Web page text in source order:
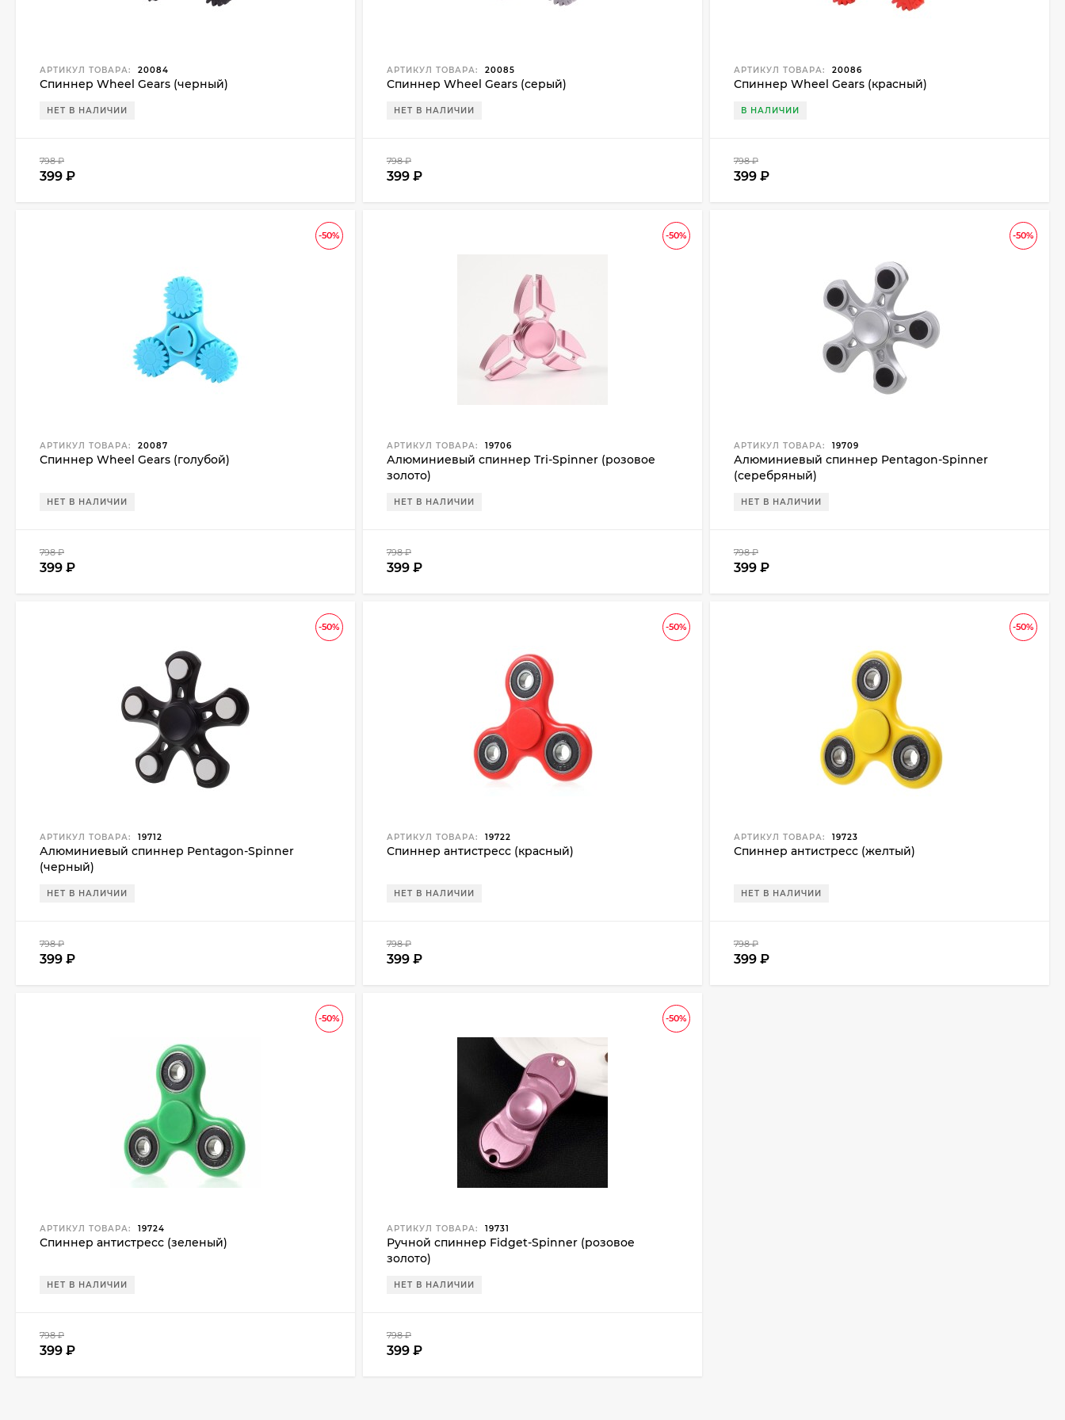
АРТИКУЛ ТОВАРА: 20084
Спиннер Wheel Gears (черный)
НЕТ В НАЛИЧИИ
798₽
399 ₽
АРТИКУЛ ТОВАРА: 20085
Спиннер Wheel Gears (серый)
НЕТ В НАЛИЧИИ
798₽
399 ₽
АРТИКУЛ ТОВАРА: 20086
Спиннер Wheel Gears (красный)
В НАЛИЧИИ
798₽
399 ₽
-50%
АРТИКУЛ ТОВАРА: 20087
Спиннер Wheel Gears (голубой)
НЕТ В НАЛИЧИИ
798₽
399 ₽
-50%
АРТИКУЛ ТОВАРА: 19706
Алюминиевый спиннер Tri-Spinner (розовое
золото)
НЕТ В НАЛИЧИИ
798₽
399 ₽
-50%
АРТИКУЛ ТОВАРА: 19709
Алюминиевый спиннер Pentagon-Spinner
(серебряный)
НЕТ В НАЛИЧИИ
798₽
399 ₽
-50%
АРТИКУЛ ТОВАРА: 19712
Алюминиевый спиннер Pentagon-Spinner
(черный)
НЕТ В НАЛИЧИИ
798₽
399 ₽
-50%
АРТИКУЛ ТОВАРА: 19722
Спиннер антистресс (красный)
НЕТ В НАЛИЧИИ
798₽
399 ₽
-50%
АРТИКУЛ ТОВАРА: 19723
Спиннер антистресс (желтый)
НЕТ В НАЛИЧИИ
798₽
399 ₽
-50%
АРТИКУЛ ТОВАРА: 19724
Спиннер антистресс (зеленый)
НЕТ В НАЛИЧИИ
798₽
399 ₽
-50%
АРТИКУЛ ТОВАРА: 19731
Ручной спиннер Fidget-Spinner (розовое
золото)
НЕТ В НАЛИЧИИ
798₽
399 ₽